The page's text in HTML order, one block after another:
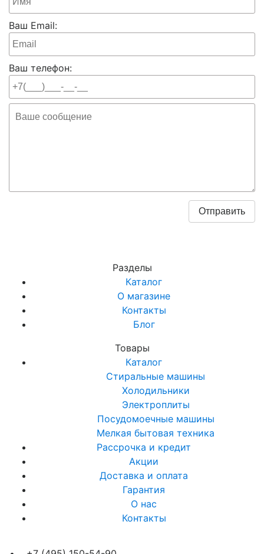
Ваш Email:
Ваш телефон:
Разделы
Каталог
О магазине
Контакты
Блог
Товары
Каталог
Стиральные машины
Холодильники
Электроплиты
Посудомоечные машины
Мелкая бытовая техника
Рассрочка и кредит
Акции
Доставка и оплата
Гарантия
О нас
Контакты